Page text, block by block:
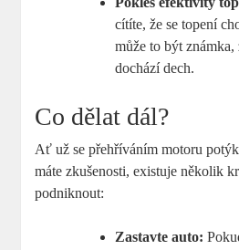
cítíte, že se topení
může to být
dochází dech.
Co dělat dál?
Ať už se přehříváním motoru
máte zkušenosti, existuje několik
podniknout:
Zastavte auto: